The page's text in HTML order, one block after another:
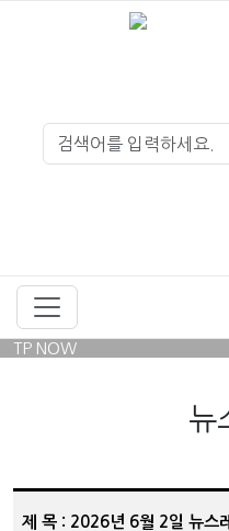
TP NOW
뉴
제 목 : 2026년 6월 2일 뉴스